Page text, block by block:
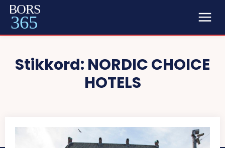
BORS
365
Stikkord: NORDIC CHOICE
HOTELS